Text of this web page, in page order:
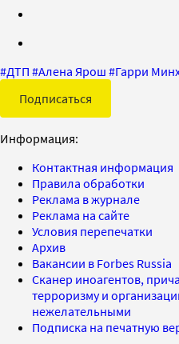
#ДТП #Алена Ярош #Гарри
Подписаться
Информация:
Контактная информация
Правила обработки
Реклама в журнале
Реклама на сайте
Условия перепечатки
Архив
Вакансии в Forbes Russia
Сканер иноагентов,
терроризму и
нежелательными
Подписка на печатную